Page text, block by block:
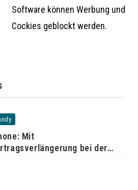
Software können Werbung und
Cockies geblockt werden.
Mit
bei der